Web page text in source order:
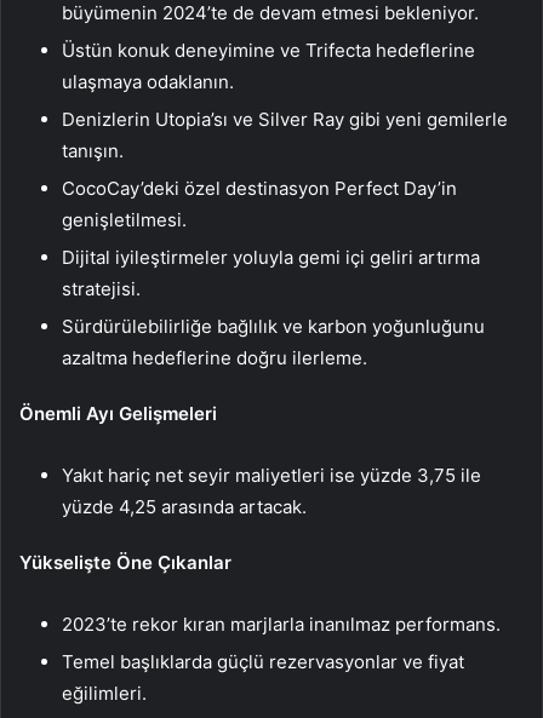
büyümenin 2024’te de devam etmesi bekleniyor.
Üstün konuk deneyimine ve Trifecta hedeflerine
ulaşmaya odaklanın.
Denizlerin Utopia’sı ve Silver Ray gibi yeni gemilerle
tanışın.
CocoCay’deki özel destinasyon Perfect Day’in
genişletilmesi.
Dijital iyileştirmeler yoluyla gemi içi geliri artırma
stratejisi.
Sürdürülebilirliğe bağlılık ve karbon yoğunluğunu
azaltma hedeflerine doğru ilerleme.
Önemli Ayı Gelişmeleri
Yakıt hariç net seyir maliyetleri ise yüzde 3,75 ile
yüzde 4,25 arasında artacak.
Yükselişte Öne Çıkanlar
2023’te rekor kıran marjlarla inanılmaz performans.
Temel başlıklarda güçlü rezervasyonlar ve fiyat
eğilimleri.